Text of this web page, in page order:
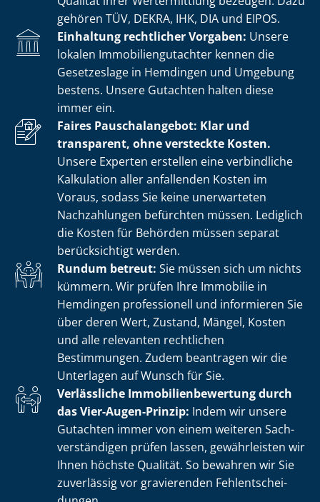
gehören TÜV, DEKRA, IHK, DIA und EIPOS.
Einhaltung rechtlicher Vorgaben: Unsere
lokalen Im­mo­bi­li­en­gut­ach­ter kennen die
Gesetzeslage in Hemdingen und Umgebung
bestens. Unsere Gutachten halten diese
immer ein.
Faires Pauschalangebot: Klar und
transparent, ohne versteckte Kosten.
Unsere Experten erstellen eine verbindliche
Kalkulation aller anfallenden Kosten im
Voraus, sodass Sie keine unerwarteten
Nachzahlungen befürchten müssen. Lediglich
die Kosten für Behörden müssen separat
berücksichtigt werden.
Rundum betreut: Sie müssen sich um nichts
kümmern. Wir prüfen Ihre Immobilie in
Hemdingen professionell und informieren Sie
über deren Wert, Zustand, Mängel, Kosten
und alle relevanten rechtlichen
Bestimmungen. Zudem beantragen wir die
Unterlagen auf Wunsch für Sie.
Verlässliche Im­mo­bi­li­en­be­wer­tung durch
das Vier-Augen-Prinzip: Indem wir unsere
Gutachten immer von einem weiteren Sach­
ver­stän­di­gen prüfen lassen, gewährleisten wir
Ihnen höchste Qualität. So bewahren wir Sie
zuverlässig vor gravierenden Fehl­ent­schei­